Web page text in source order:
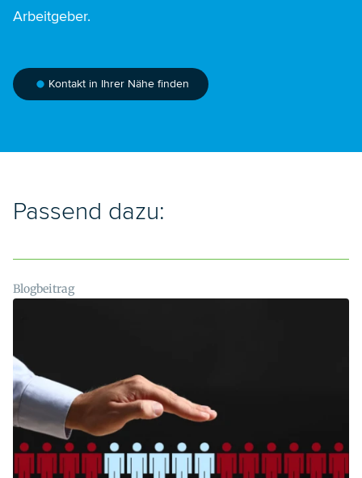
Arbeitgeber.
Kontakt in Ihrer Nähe finden
Passend dazu:
Blogbeitrag